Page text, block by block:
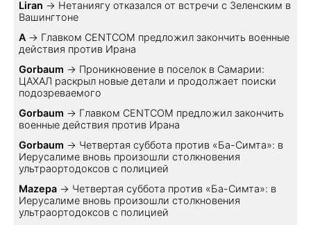
Liran → Нетаниягу отказался от встречи с Зеленским в
Вашингтоне
A → Главком CENTCOM предложил закончить военные
действия против Ирана
Gorbaum → Проникновение в поселок в Самарии:
ЦАХАЛ раскрыл новые детали и продолжает поиски
подозреваемого
Gorbaum → Главком CENTCOM предложил закончить
военные действия против Ирана
Gorbaum → Четвертая суббота против «Ба-Симта»: в
Иерусалиме вновь произошли столкновения
ультраортодоксов с полицией
Mazepa → Четвертая суббота против «Ба-Симта»: в
Иерусалиме вновь произошли столкновения
ультраортодоксов с полицией